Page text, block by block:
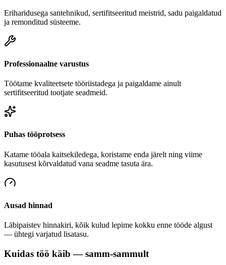
Eriharidusega santehnikud, sertifitseeritud meistrid, sadu paigaldatud
ja remonditud süsteeme.
Professionaalne varustus
Töötame kvaliteetsete tööriistadega ja paigaldame ainult
sertifitseeritud tootjate seadmeid.
Puhas tööprotsess
Katame tööala kaitsekiledega, koristame enda järelt ning viime
kasutusest kõrvaldatud vana seadme tasuta ära.
Ausad hinnad
Läbipaistev hinnakiri, kõik kulud lepime kokku enne tööde algust
— ühtegi varjatud lisatasu.
Kuidas töö käib — samm-sammult